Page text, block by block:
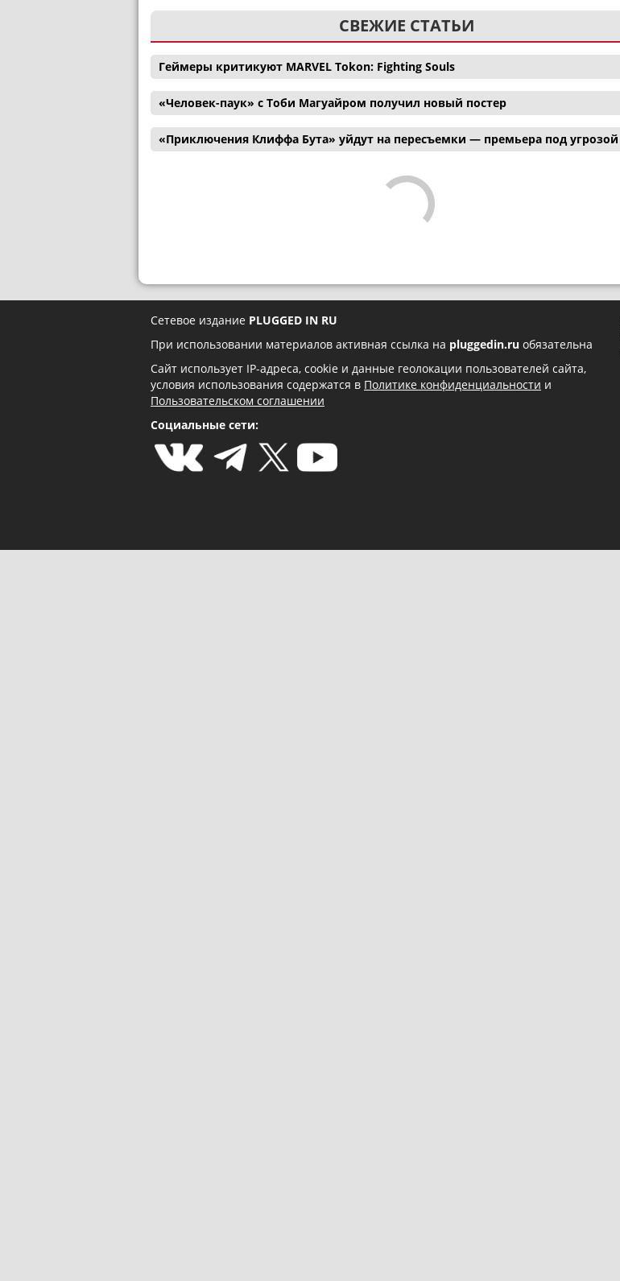
СВЕЖИЕ СТАТЬИ
Геймеры критикуют MARVEL Tokon: Fighting Souls
«Человек-паук» с Тоби Магуайром получил новый постер
«Приключения Клиффа Бута» уйдут на пересъемки — премьера под угрозой
Сетевое издание PLUGGED IN RU
При использовании материалов активная ссылка на pluggedin.ru обязательна
Сайт использует IP-адреса, cookie и данные геолокации пользователей сайта,
условия использования содержатся в Политике конфиденциальности и
Пользовательском соглашении
Социальные сети: